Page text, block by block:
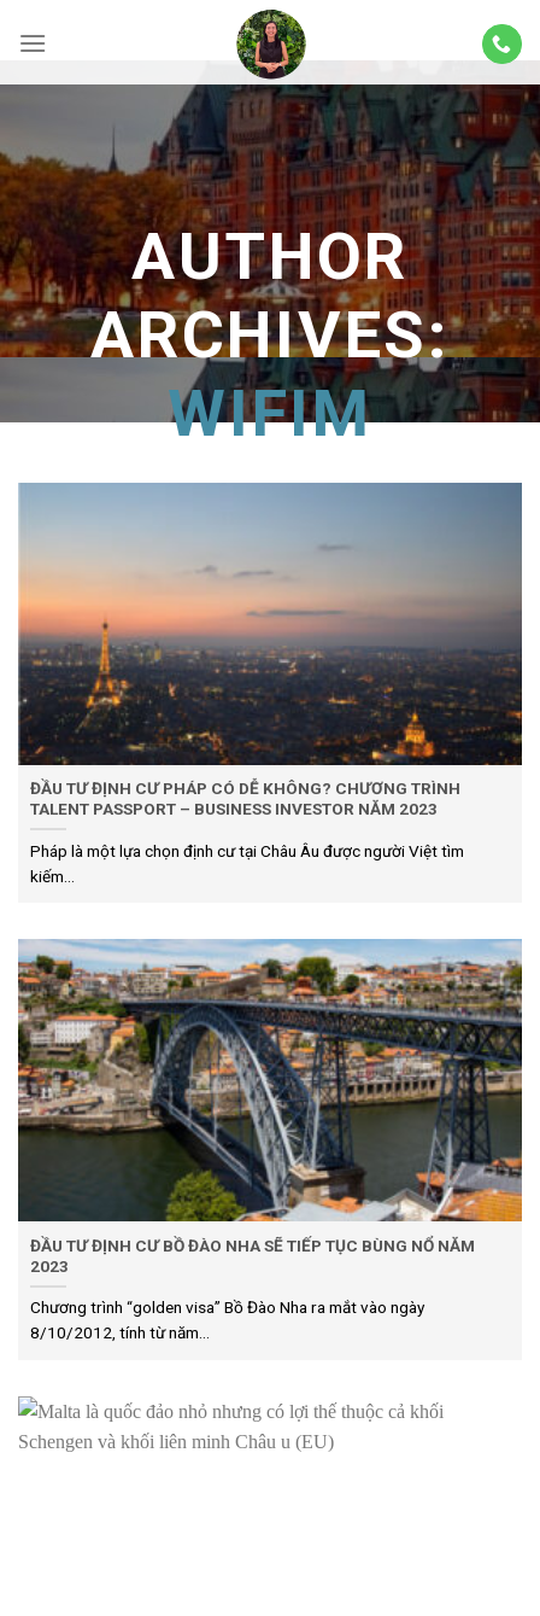
AUTHOR
ARCHIVES:
WIFIM
ĐẦU TƯ ĐỊNH CƯ PHÁP CÓ DỄ KHÔNG? CHƯƠNG TRÌNH
TALENT PASSPORT – BUSINESS INVESTOR NĂM 2023
Pháp là một lựa chọn định cư tại Châu Âu được người Việt tìm
kiếm...
ĐẦU TƯ ĐỊNH CƯ BỒ ĐÀO NHA SẼ TIẾP TỤC BÙNG NỔ NĂM
2023
Chương trình “golden visa” Bồ Đào Nha ra mắt vào ngày
8/10/2012, tính từ năm...